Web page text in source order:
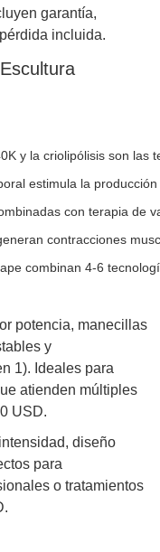
garantía,
incluida.
y la criolipólisis son
estimula la
con terapia de
contracciones
combinan 4-6
potencia, manecillas
y
1). Ideales para
atienden múltiples
USD.
diseño
para
o tratamientos